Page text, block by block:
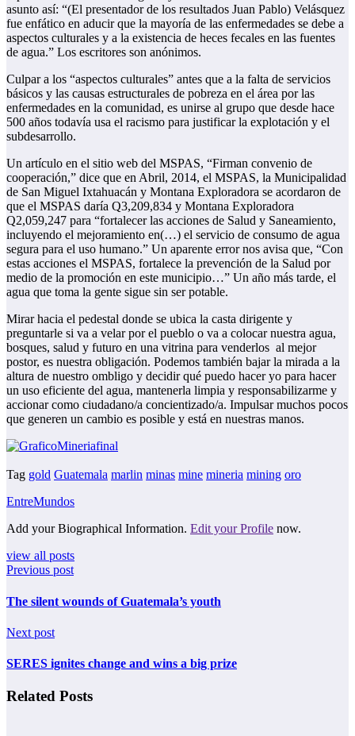
asunto así: “(El presentador de los resultados Juan Pablo) Velásquez
fue enfático en aducir que la mayoría de las enfermedades se debe a
aspectos culturales y a la existencia de heces fecales en las fuentes
de agua.” Los escritores son anónimos.
Culpar a los “aspectos culturales” antes que a la falta de servicios
básicos y las causas estructurales de pobreza en el área por las
enfermedades en la comunidad, es unirse al grupo que desde hace
500 años todavía usa el racismo para justificar la explotación y el
subdesarrollo.
Un artículo en el sitio web del MSPAS, “Firman convenio de
cooperación,” dice que en Abril, 2014, el MSPAS, la Municipalidad
de San Miguel Ixtahuacán y Montana Exploradora se acordaron de
que el MSPAS daría Q3,209,834 y Montana Exploradora
Q2,059,247 para “fortalecer las acciones de Salud y Saneamiento,
incluyendo el mejoramiento en(…) el servicio de consumo de agua
segura para el uso humano.” Un aparente error nos avisa que, “Con
estas acciones el MSPAS, fortalece la prevención de la Salud por
medio de la promoción en este municipio…” Un año más tarde, el
agua que toma la gente sigue sin ser potable.
Mirar hacia el pedestal donde se ubica la casta dirigente y
preguntarle si va a velar por el pueblo o va a colocar nuestra agua,
bosques, salud y futuro en una vitrina para venderlos al mejor
postor, es nuestra obligación. Podemos también bajar la mirada a la
altura de nuestro ombligo y decidir qué puedo hacer yo para hacer
un uso eficiente del agua, mantenerla limpia y responsabilizarme y
accionar como ciudadano/a concientizado/a. Impulsar muchos pocos
que generen un cambio es posible y está en nuestras manos.
Tag gold Guatemala marlin minas mine mineria mining oro
EntreMundos
Add your Biographical Information. Edit your Profile now.
view all posts
Previous post
The silent wounds of Guatemala’s youth
Next post
SERES ignites change and wins a big prize
Related Posts